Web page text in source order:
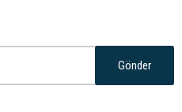
Gönder